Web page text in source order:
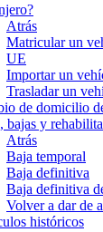
Atrás
Matricular un
UE
Importar un
Trasladar un
de domicilio
bajas y
Atrás
Baja temporal
Baja definitiva
Baja definitiva
Volver a dar de
históricos